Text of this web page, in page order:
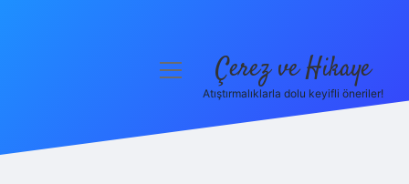
menüyü Çerez ve Hikaye
Atıştırmalıklarla dolu keyifli öneriler!